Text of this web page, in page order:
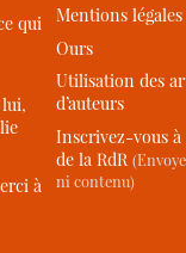
qui
lui,
à
Mentions légales
Ours
Utilisation des
d’auteurs
Inscrivez-vous
de la RdR
ni contenu)